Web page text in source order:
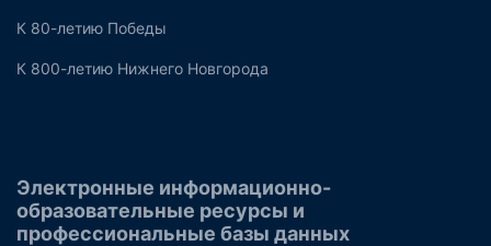
К 80-летию Победы
К 800-летию Нижнего Новгорода
Электронные информационно-
образовательные ресурсы и
профессиональные базы данных